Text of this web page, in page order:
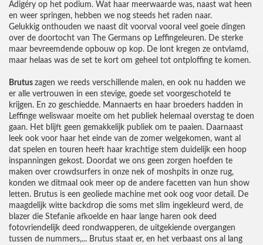
Adigéry op het podium. Wat haar meerwaarde was, naast wat heen
en weer springen, hebben we nog steeds het raden naar.
Gelukkig onthouden we naast dit voorval vooral veel goeie dingen
over de doortocht van The Germans op Leffingeleuren. De sterke
maar bevreemdende opbouw op kop. De lont kregen ze ontvlamd,
maar helaas was de set te kort om geheel tot ontploffing te komen.
Brutus zagen we reeds verschillende malen, en ook nu hadden we
er alle vertrouwen in een stevige, goede set voorgeschoteld te
krijgen. En zo geschiedde. Mannaerts en haar broeders hadden in
Leffinge weliswaar moeite om het publiek helemaal overstag te doen
gaan. Het blijft geen gemakkelijk publiek om te paaien. Daarnaast
leek ook voor haar het einde van de zomer welgekomen, want al
dat spelen en touren heeft haar krachtige stem duidelijk een hoop
inspanningen gekost. Doordat we ons geen zorgen hoefden te
maken over crowdsurfers in onze nek of moshpits in onze rug,
konden we ditmaal ook meer op de andere facetten van hun show
letten. Brutus is een geoliede machine met ook oog voor detail. De
maagdelijk witte backdrop die soms met slim ingekleurd werd, de
blazer die Stefanie afkoelde en haar lange haren ook deed
fotovriendelijk deed rondwapperen, de uitgekiende overgangen
tussen de nummers,... Brutus staat er, en het verbaast ons al lang